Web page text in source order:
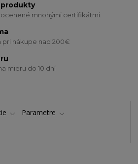
ocenené mnohými certifikátmi.
pri nákupe nad 200€
mieru do 10 dní
Parametre